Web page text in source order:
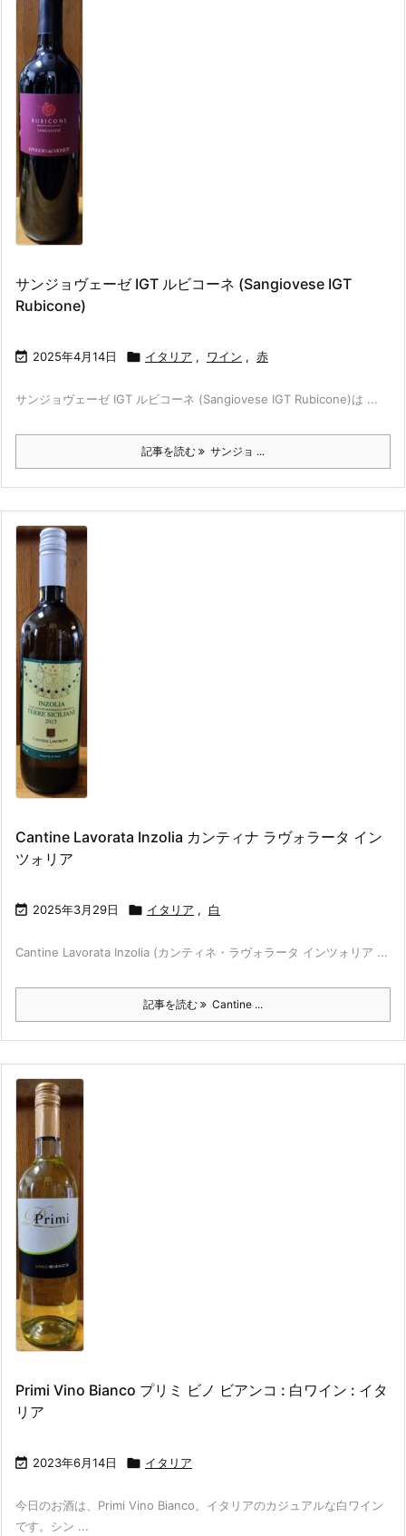
サンジョヴェーゼ IGT ルビコーネ (Sangiovese IGT
Rubicone)
 2025年4月14日  イタリア , ワイン , 赤
サンジョヴェーゼ IGT ルビコーネ (Sangiovese IGT Rubicone)は ...
記事を読む サンジョ ...
Cantine Lavorata Inzolia カンティナ ラヴォラータ イン
ツォリア
 2025年3月29日  イタリア , 白
Cantine Lavorata Inzolia (カンティネ・ラヴォラータ インツォリア ...
記事を読む Cantine ...
Primi Vino Bianco プリミ ビノ ビアンコ : 白ワイン : イタ
リア
 2023年6月14日  イタリア
今日のお酒は、Primi Vino Bianco。イタリアのカジュアルな白ワイン
です。シン ...